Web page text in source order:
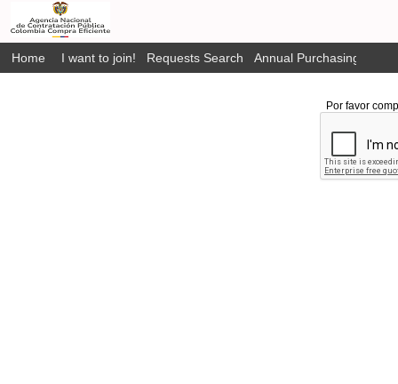
Home I want to join! Requests Search Annual Purchasing Plan
Por favor